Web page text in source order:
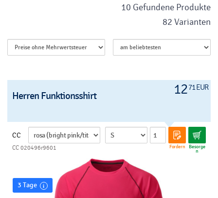
10 Gefundene Produkte
82 Varianten
1271 EUR
Herren Funktionsshirt
CC
Fordern Besorge
n
CC 020496r9601
3 Tage